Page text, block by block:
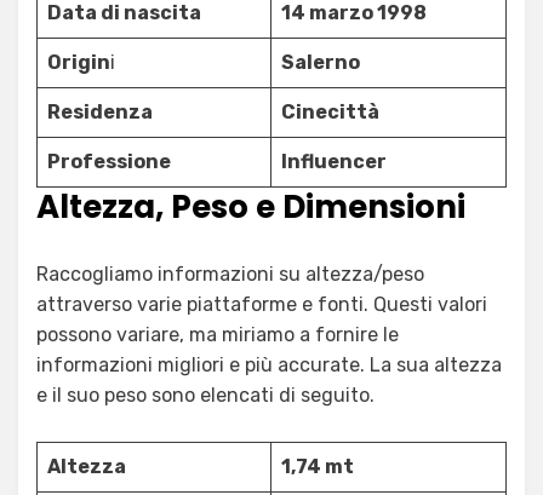
Data di nascita 14 marzo 1998
Origini Salerno
Residenza Cinecittà
Professione Influencer
Altezza, Peso e Dimensioni
Raccogliamo informazioni su altezza/peso
attraverso varie piattaforme e fonti. Questi valori
possono variare, ma miriamo a fornire le
informazioni migliori e più accurate. La sua altezza
e il suo peso sono elencati di seguito.
Altezza 1,74 mt